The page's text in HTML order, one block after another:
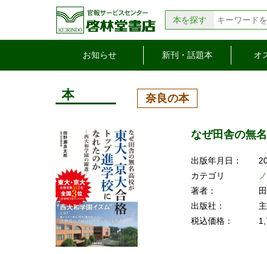
本を探す
お知らせ 新刊・話題本 オ
本 奈良の本
なぜ田舎の無
出版年月日：
カテゴリ
著者：
出版社：
税込価格：